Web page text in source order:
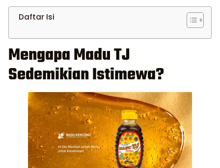
Daftar Isi
Mengapa Madu TJ
Sedemikian Istimewa?